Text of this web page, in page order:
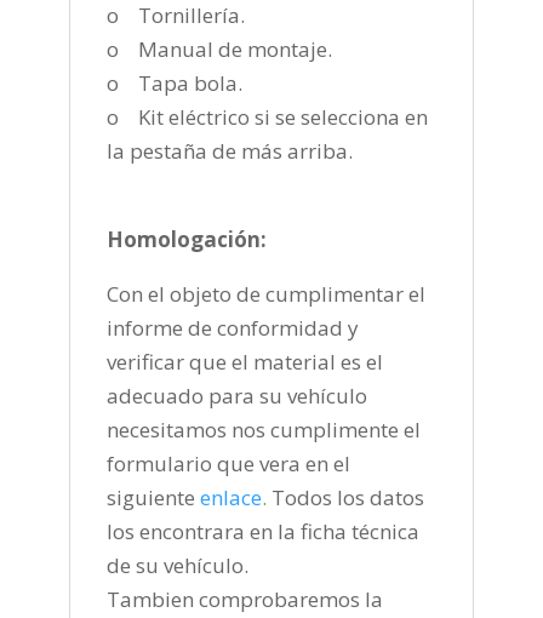
o Tornillería.
o Manual de montaje.
o Tapa bola.
o Kit eléctrico si se selecciona en
la pestaña de más arriba.
Homologación:
Con el objeto de cumplimentar el
informe de conformidad y
verificar que el material es el
adecuado para su vehículo
necesitamos nos cumplimente el
formulario que vera en el
siguiente enlace. Todos los datos
los encontrara en la ficha técnica
de su vehículo.
Tambien comprobaremos la